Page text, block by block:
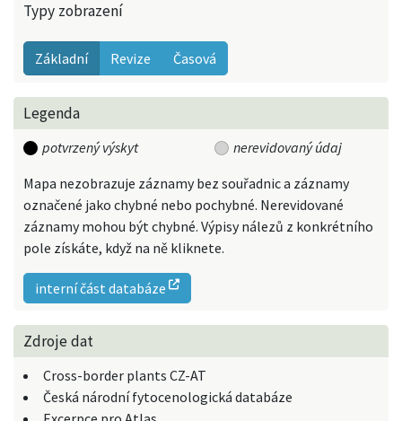
Typy zobrazení
Základní Revize Časová
Legenda
potvrzený výskyt
nerevidovaný údaj
Mapa nezobrazuje záznamy bez souřadnic a záznamy
označené jako chybné nebo pochybné. Nerevidované
záznamy mohou být chybné. Výpisy nálezů z konkrétního
pole získáte, když na ně kliknete.
interní část databáze
Zdroje dat
Cross-border plants CZ-AT
Česká národní fytocenologická databáze